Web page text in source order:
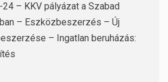
– KKV pályázat a Szabad
– Eszközbeszerzés – Új
– Ingatlan beruházás: